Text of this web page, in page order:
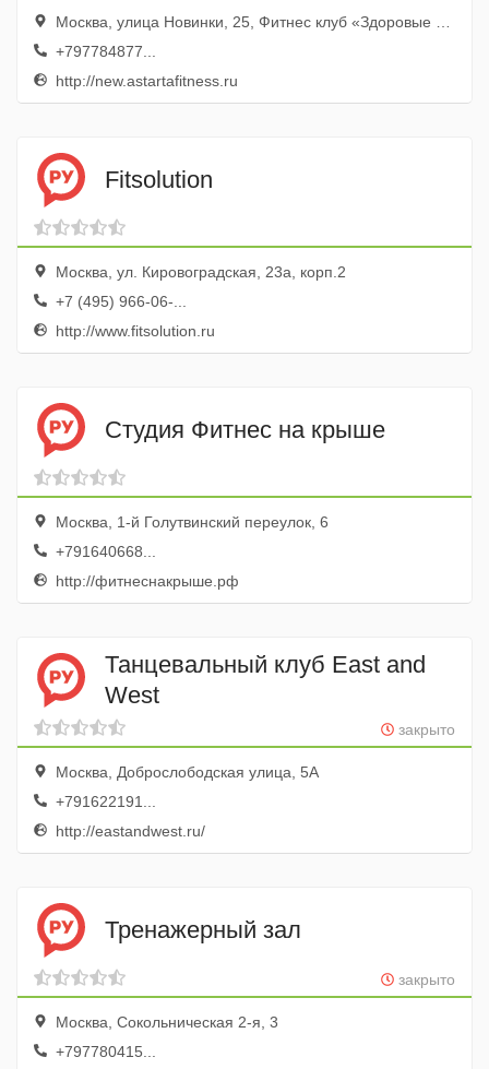
Москва, улица Новинки, 25, Фитнес клуб «Здоровые люди»
+797784877...
http://new.astartafitness.ru
Fitsolution
Москва, ул. Кировоградская, 23а, корп.2
+7 (495) 966-06-...
http://www.fitsolution.ru
Студия Фитнес на крыше
Москва, 1-й Голутвинский переулок, 6
+791640668...
http://фитнеснакрыше.рф
Танцевальный клуб East and
West
закрыто
Москва, Доброслободская улица, 5А
+791622191...
http://eastandwest.ru/
Тренажерный зал
закрыто
Москва, Сокольническая 2-я, 3
+797780415...